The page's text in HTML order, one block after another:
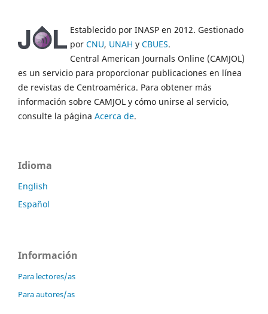
Establecido por INASP en 2012. Gestionado
por CNU, UNAH y CBUES.
Central American Journals Online (CAMJOL)
es un servicio para proporcionar publicaciones en línea
de revistas de Centroamérica. Para obtener más
información sobre CAMJOL y cómo unirse al servicio,
consulte la página Acerca de.
Idioma
English
Español
Información
Para lectores/as
Para autores/as